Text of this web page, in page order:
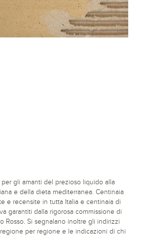
per gli amanti del prezioso liquido alla
e della dieta mediterranea. Centinaia
e recensite in tutta Italia e centinaia di
garantiti dalla rigorosa commissione di
Rosso. Si segnalano inoltre gli indirizzi
per regione e le indicazioni di chi